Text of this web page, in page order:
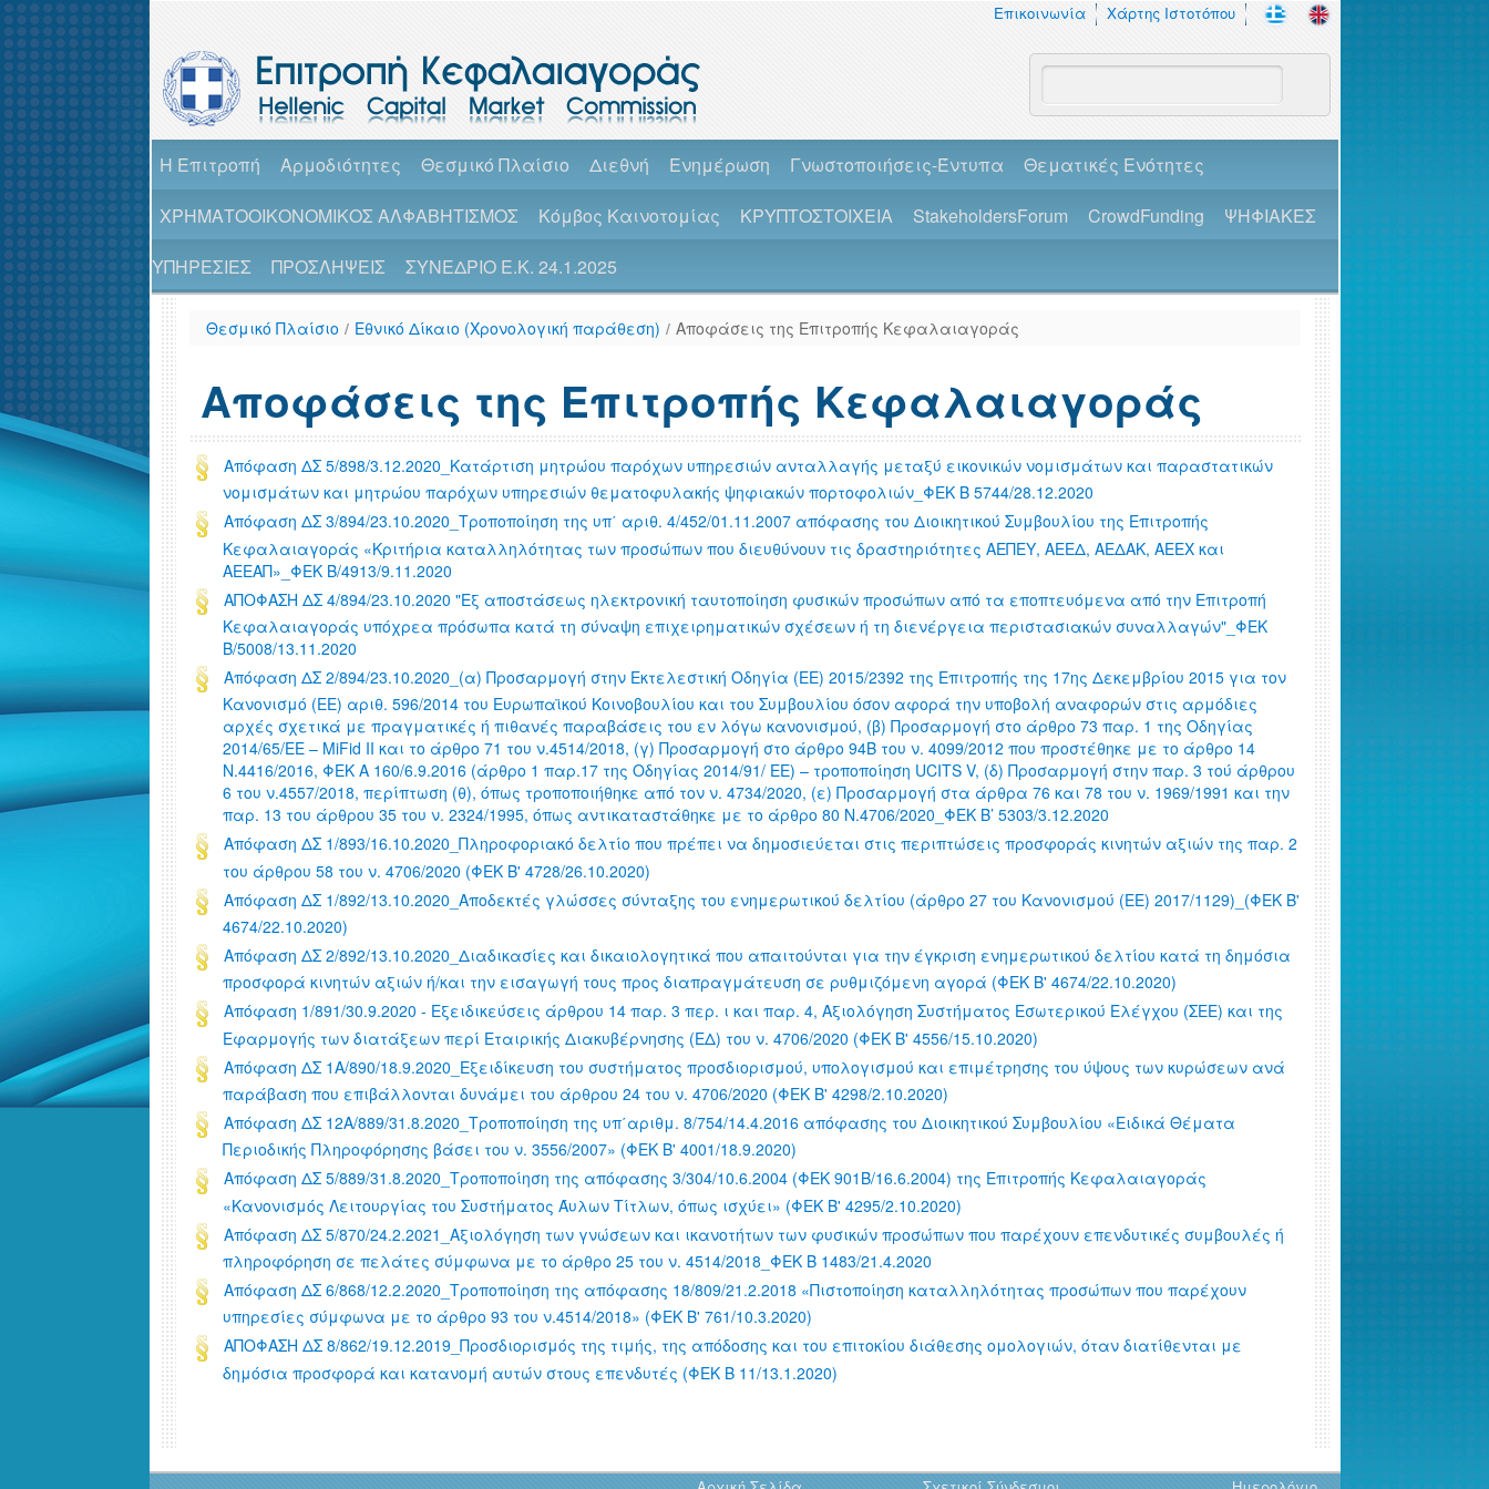
Επικοινωνία Χάρτης Ιστοτόπου
H Επιτροπή Αρμοδιότητες Θεσμικό Πλαίσιο Διεθνή Ενημέρωση Γνωστοποιήσεις-Έντυπα
Θεματικές Ενότητες
ΧΡΗΜΑΤΟΟΙΚΟΝΟΜΙΚΟΣ ΑΛΦΑΒΗΤΙΣΜΟΣ
Κόμβος Καινοτομίας ΚΡΥΠΤΟΣΤΟΙΧΕΙΑ StakeholdersForum CrowdFunding
ΨΗΦΙΑΚΕΣ
ΥΠΗΡΕΣΙΕΣ
ΠΡΟΣΛΗΨΕΙΣ ΣΥΝΕΔΡΙΟ Ε.Κ. 24.1.2025
Θεσμικό Πλαίσιο / Εθνικό Δίκαιο (Χρονολογική παράθεση) / Αποφάσεις της Επιτροπής Κεφαλαιαγοράς
Αποφάσεις της Επιτροπής Κεφαλαιαγοράς
Απόφαση ΔΣ 5/898/3.12.2020_Κατάρτιση μητρώου παρόχων υπηρεσιών ανταλλαγής μεταξύ εικονικών νομισμάτων και παραστατικών
νομισμάτων και μητρώου παρόχων υπηρεσιών θεματοφυλακής ψηφιακών πορτοφολιών_ΦΕΚ Β 5744/28.12.2020
Απόφαση ΔΣ 3/894/23.10.2020_Τροποποίηση της υπ΄ αριθ. 4/452/01.11.2007 απόφασης του Διοικητικού Συμβουλίου της Επιτροπής
Κεφαλαιαγοράς «Κριτήρια καταλληλότητας των προσώπων που διευθύνουν τις δραστηριότητες ΑΕΠΕΥ, ΑΕΕΔ, ΑΕΔΑΚ, ΑΕΕΧ και
ΑΕΕΑΠ»_ΦΕΚ Β/4913/9.11.2020
ΑΠΟΦΑΣΗ ΔΣ 4/894/23.10.2020 "Εξ αποστάσεως ηλεκτρονική ταυτοποίηση φυσικών προσώπων από τα εποπτευόμενα από την Επιτροπή
Κεφαλαιαγοράς υπόχρεα πρόσωπα κατά τη σύναψη επιχειρηματικών σχέσεων ή τη διενέργεια περιστασιακών συναλλαγών"_ΦΕΚ
Β/5008/13.11.2020
Απόφαση ΔΣ 2/894/23.10.2020_(α) Προσαρμογή στην Εκτελεστική Οδηγία (EE) 2015/2392 της Επιτροπής της 17ης Δεκεμβρίου 2015 για τον
Κανονισμό (ΕΕ) αριθ. 596/2014 του Ευρωπαϊκού Κοινοβουλίου και του Συμβουλίου όσον αφορά την υποβολή αναφορών στις αρμόδιες
αρχές σχετικά με πραγματικές ή πιθανές παραβάσεις του εν λόγω κανονισμού, (β) Προσαρμογή στο άρθρο 73 παρ. 1 της Οδηγίας
2014/65/ΕΕ – MiFid II και το άρθρο 71 του ν.4514/2018, (γ) Προσαρμογή στο άρθρο 94Β του ν. 4099/2012 που προστέθηκε με το άρθρο 14
Ν.4416/2016, ΦΕΚ Α 160/6.9.2016 (άρθρο 1 παρ.17 της Οδηγίας 2014/91/ ΕΕ) – τροποποίηση UCITS V, (δ) Προσαρμογή στην παρ. 3 τού άρθρου
6 του ν.4557/2018, περίπτωση (θ), όπως τροποποιήθηκε από τον ν. 4734/2020, (ε) Προσαρμογή στα άρθρα 76 και 78 του ν. 1969/1991 και την
παρ. 13 του άρθρου 35 του ν. 2324/1995, όπως αντικαταστάθηκε με το άρθρο 80 Ν.4706/2020_ΦΕΚ Β’ 5303/3.12.2020
Απόφαση ΔΣ 1/893/16.10.2020_Πληροφοριακό δελτίο που πρέπει να δημοσιεύεται στις περιπτώσεις προσφοράς κινητών αξιών της παρ. 2
του άρθρου 58 του ν. 4706/2020 (ΦΕΚ Β' 4728/26.10.2020)
Απόφαση ΔΣ 1/892/13.10.2020_Αποδεκτές γλώσσες σύνταξης του ενημερωτικού δελτίου (άρθρο 27 του Κανονισμού (ΕΕ) 2017/1129)_(ΦΕΚ Β'
4674/22.10.2020)
Απόφαση ΔΣ 2/892/13.10.2020_Διαδικασίες και δικαιολογητικά που απαιτούνται για την έγκριση ενημερωτικού δελτίου κατά τη δημόσια
προσφορά κινητών αξιών ή/και την εισαγωγή τους προς διαπραγμάτευση σε ρυθμιζόμενη αγορά (ΦΕΚ Β' 4674/22.10.2020)
Απόφαση 1/891/30.9.2020 - Εξειδικεύσεις άρθρου 14 παρ. 3 περ. ι και παρ. 4, Αξιολόγηση Συστήματος Εσωτερικού Ελέγχου (ΣΕΕ) και της
Εφαρμογής των διατάξεων περί Εταιρικής Διακυβέρνησης (ΕΔ) του ν. 4706/2020 (ΦΕΚ Β' 4556/15.10.2020)
Απόφαση ΔΣ 1Α/890/18.9.2020_Εξειδίκευση του συστήματος προσδιορισμού, υπολογισμού και επιμέτρησης του ύψους των κυρώσεων ανά
παράβαση που επιβάλλονται δυνάμει του άρθρου 24 του ν. 4706/2020 (ΦΕΚ Β' 4298/2.10.2020)
Απόφαση ΔΣ 12Α/889/31.8.2020_Τροποποίηση της υπ΄αριθμ. 8/754/14.4.2016 απόφασης του Διοικητικού Συμβουλίου «Ειδικά Θέματα
Περιοδικής Πληροφόρησης βάσει του ν. 3556/2007» (ΦΕΚ Β' 4001/18.9.2020)
Απόφαση ΔΣ 5/889/31.8.2020_Τροποποίηση της απόφασης 3/304/10.6.2004 (ΦΕΚ 901Β/16.6.2004) της Επιτροπής Κεφαλαιαγοράς
«Κανονισμός Λειτουργίας του Συστήματος Άυλων Τίτλων, όπως ισχύει» (ΦΕΚ Β' 4295/2.10.2020)
Απόφαση ΔΣ 5/870/24.2.2021_Αξιολόγηση των γνώσεων και ικανοτήτων των φυσικών προσώπων που παρέχουν επενδυτικές συμβουλές ή
πληροφόρηση σε πελάτες σύμφωνα με το άρθρο 25 του ν. 4514/2018_ΦΕΚ Β 1483/21.4.2020
Απόφαση ΔΣ 6/868/12.2.2020_Τροποποίηση της απόφασης 18/809/21.2.2018 «Πιστοποίηση καταλληλότητας προσώπων που παρέχουν
υπηρεσίες σύμφωνα με το άρθρο 93 του ν.4514/2018» (ΦΕΚ Β' 761/10.3.2020)
ΑΠΟΦΑΣΗ ΔΣ 8/862/19.12.2019_Προσδιορισμός της τιμής, της απόδοσης και του επιτοκίου διάθεσης ομολογιών, όταν διατίθενται με
δημόσια προσφορά και κατανομή αυτών στους επενδυτές (ΦΕΚ Β 11/13.1.2020)